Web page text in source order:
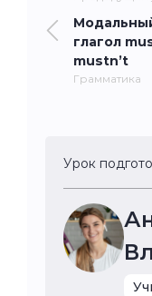
глагол
mustn’t
Грамматика
Урок